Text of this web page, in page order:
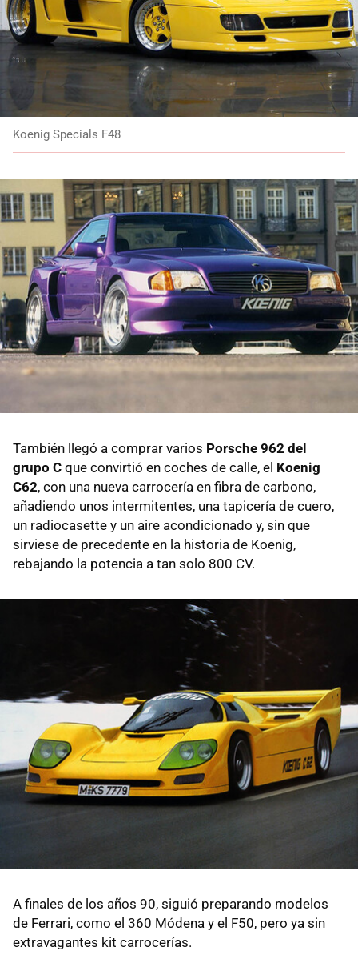
Koenig Specials F48
También llegó a comprar varios Porsche 962 del
grupo C que convirtió en coches de calle, el Koenig
C62, con una nueva carrocería en fibra de carbono,
añadiendo unos intermitentes, una tapicería de cuero,
un radiocasette y un aire acondicionado y, sin que
sirviese de precedente en la historia de Koenig,
rebajando la potencia a tan solo 800 CV.
A finales de los años 90, siguió preparando modelos
de Ferrari, como el 360 Módena y el F50, pero ya sin
extravagantes kit carrocerías.